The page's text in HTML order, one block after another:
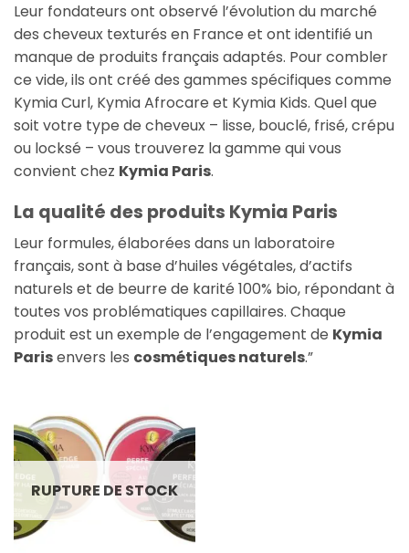
Leur fondateurs ont observé l’évolution du marché
des cheveux texturés en France et ont identifié un
manque de produits français adaptés. Pour combler
ce vide, ils ont créé des gammes spécifiques comme
Kymia Curl, Kymia Afrocare et Kymia Kids. Quel que
soit votre type de cheveux – lisse, bouclé, frisé, crépu
ou locksé – vous trouverez la gamme qui vous
convient chez Kymia Paris.
La qualité des produits Kymia Paris
Leur formules, élaborées dans un laboratoire
français, sont à base d’huiles végétales, d’actifs
naturels et de beurre de karité 100% bio, répondant à
toutes vos problématiques capillaires. Chaque
produit est un exemple de l’engagement de Kymia
Parisenvers les cosmétiques naturels.”
RUPTURE DE STOCK